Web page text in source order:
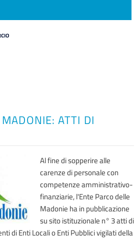
ATTI DI
Al fine di sopperire alle
carenze di personale con
competenze amministrativo-
finanziarie, l'Ente Parco delle
Madonie ha in pubblicazione
su sito istituzionale n° 3 atti di
di Enti Locali o Enti Pubblici vigilati della